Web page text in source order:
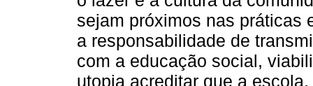
sejam próximos nas práticas
a responsabilidade de
com a educação social,
utopia acreditar que a